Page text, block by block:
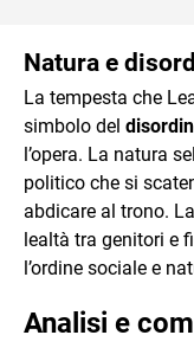
Natura e
La tempesta che
simbolo del
l’opera. La natura
politico che si
abdicare al trono.
lealtà tra genitori e
l’ordine sociale e
Analisi e